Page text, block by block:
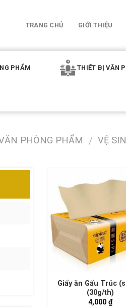
TRANG CHỦ GIỚI THIỆU
PHẨM THIẾT BỊ VĂN
PHÒNG PHẨM / VỆ
Giấy ăn Gấu Trúc
(30g/th)
4,000 ₫